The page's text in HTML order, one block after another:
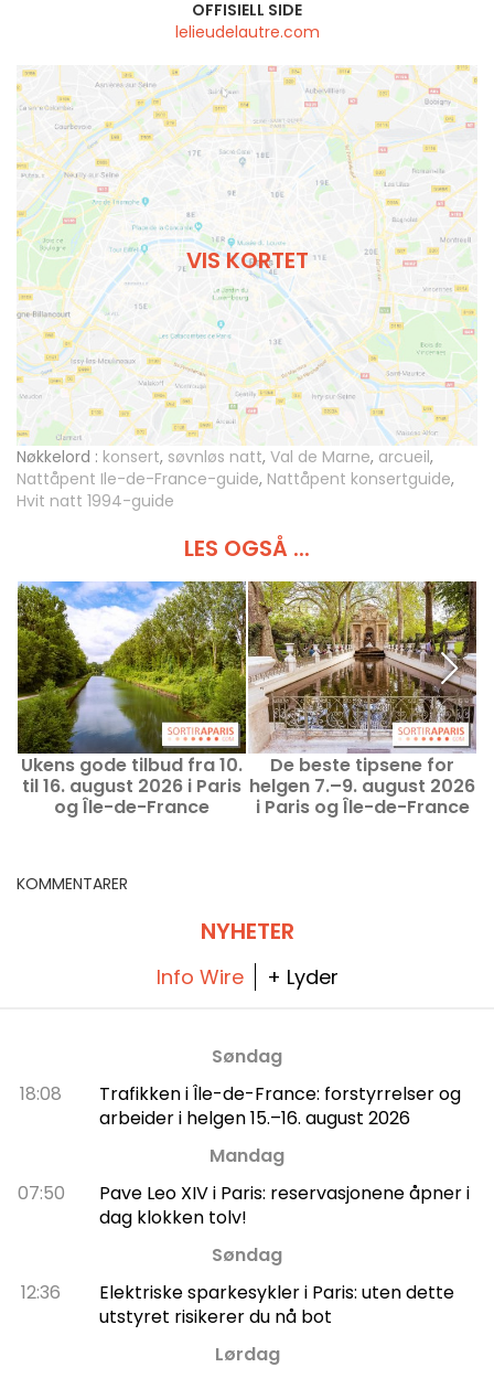
OFFISIELL SIDE
lelieudelautre.com
VIS KORTET
Nøkkelord : konsert, søvnløs natt, Val de Marne, arcueil,
Nattåpent Ile-de-France-guide, Nattåpent konsertguide,
Hvit natt 1994-guide
LES OGSÅ ...
Ukens gode tilbud fra 10.
til 16. august 2026 i Paris
og Île-de-France
De beste tipsene for
helgen 7.–9. august 2026
i Paris og Île-de-France
KOMMENTARER
NYHETER
Info Wire + Lyder
Søndag
18:08
Trafikken i Île-de-France: forstyrrelser og
arbeider i helgen 15.–16. august 2026
Mandag
07:50
Pave Leo XIV i Paris: reservasjonene åpner i
dag klokken tolv!
Søndag
12:36
Elektriske sparkesykler i Paris: uten dette
utstyret risikerer du nå bot
Lørdag